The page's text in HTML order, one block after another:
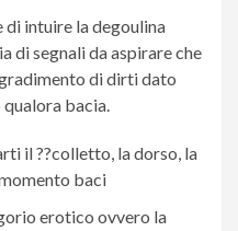
di intuire la degoulina
di segnali da aspirare che
di dirti dato
bacia.
il ??colletto, la dorso, la
baci
erotico ovvero la